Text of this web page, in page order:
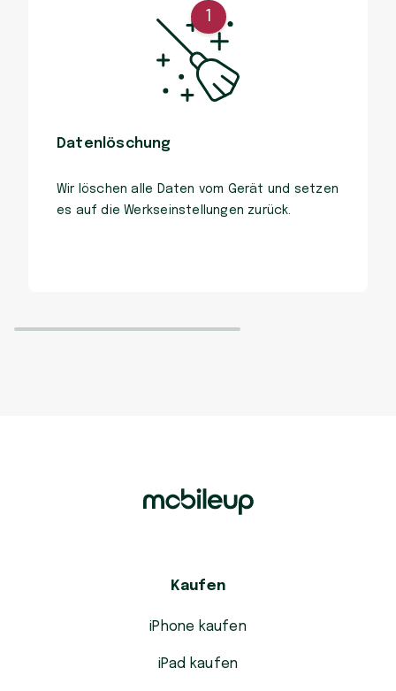
Datenlöschung
Wir löschen alle Daten vom Gerät und setzen
es auf die Werkseinstellungen zurück.
Kaufen
iPhone kaufen
iPad kaufen